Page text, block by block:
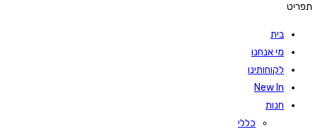
תפריט
בית
מי אנחנו
לקוחותינו
New In
חנות
כללי